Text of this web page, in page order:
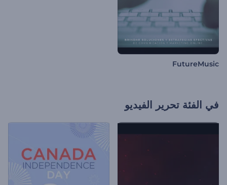
FutureMusic
في الفئة تحرير الفيديو